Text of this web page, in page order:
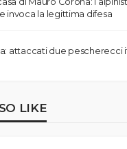
invoca la legittima difesa
attaccati due pescherecci
LIKE